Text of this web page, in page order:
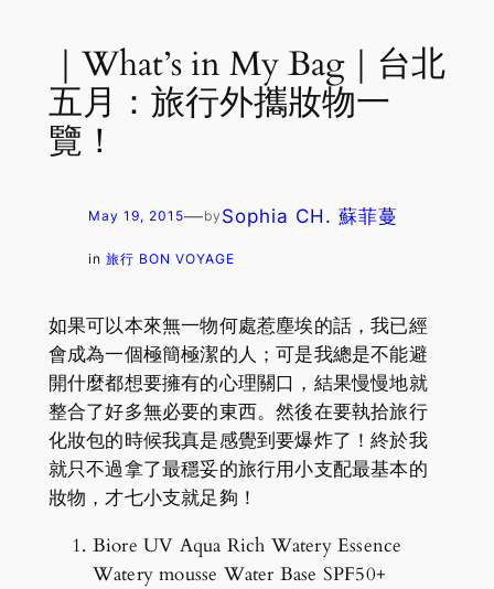
｜What’s in My Bag｜台北
五月：旅行外攜妝物一
覽！
May 19, 2015—by Sophia CH. 蘇菲蔓
in 旅行 BON VOYAGE
如果可以本來無一物何處惹塵埃的話，我已經
會成為一個極簡極潔的人；可是我總是不能避
開什麼都想要擁有的心理關口，結果慢慢地就
整合了好多無必要的東西。然後在要執拾旅行
化妝包的時候我真是感覺到要爆炸了！終於我
就只不過拿了最穩妥的旅行用小支配最基本的
妝物，才七小支就足夠！
Biore UV Aqua Rich Watery Essence
Watery mousse Water Base SPF50+